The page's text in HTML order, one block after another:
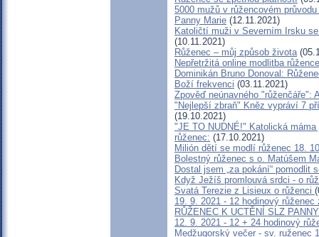
5000 mužů v růžencovém
Panny Marie (12.11.2021)
Katoličtí muži v Severním Irsku
(10.11.2021)
Růženec – můj způsob života
Nepřetržitá online modlitba
Dominikán Bruno Donoval:
Boží frekvenci (03.11.2021)
Zpověď neúnavného "růženčáře":
"Nejlepší zbraň" Kněz vypráví 7
(19.10.2021)
"JE TO NUDNÉ!" Katolická
růženec: (17.10.2021)
Milión dětí se modlí růženec 18.
Bolestný růženec s o. Matúšem
Dostal jsem „za pokání“ pomodlit
Když Ježíš promlouvá srdci - o
Svatá Terezie z Lisieux o růženci
19. 9. 2021 - 12 hodinový
RŮŽENEC K UCTĚNÍ SLZ
12. 9. 2021 - 12 + 24 hodinový
Medžugorský večer - sv. ruženec